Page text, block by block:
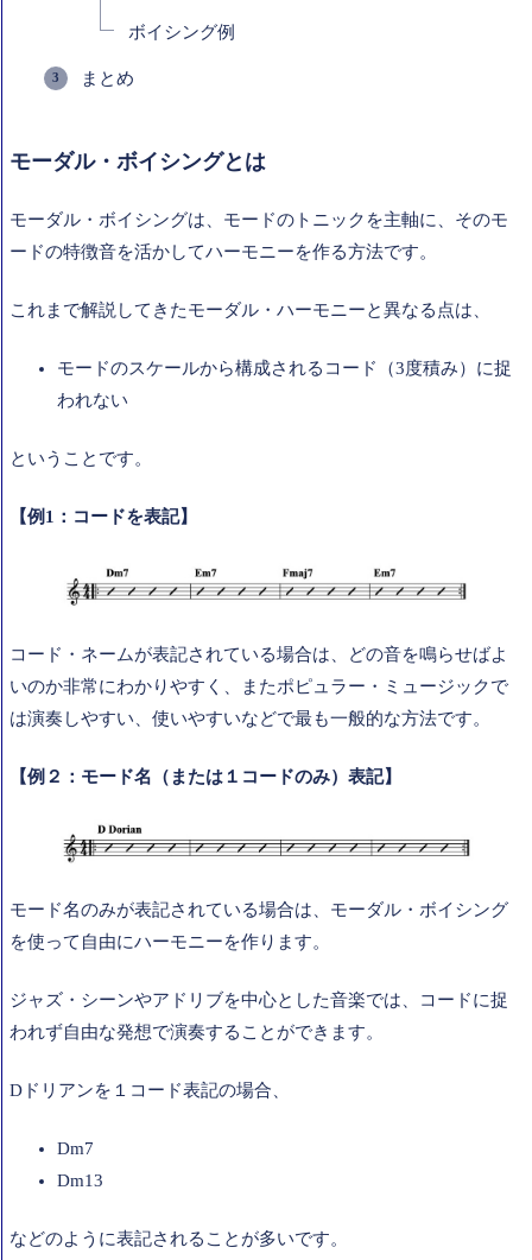
ボイシング例
まとめ
モーダル・ボイシングとは
モーダル・ボイシングは、モードのトニックを主軸に、そのモ
ードの特徴音を活かしてハーモニーを作る方法です。
これまで解説してきたモーダル・ハーモニーと異なる点は、
モードのスケールから構成されるコード（3度積み）に捉
われない
ということです。
【例1：コードを表記】
コード・ネームが表記されている場合は、どの音を鳴らせばよ
いのか非常にわかりやすく、またポピュラー・ミュージックで
は演奏しやすい、使いやすいなどで最も一般的な方法です。
【例２：モード名（または１コードのみ）表記】
モード名のみが表記されている場合は、モーダル・ボイシング
を使って自由にハーモニーを作ります。
ジャズ・シーンやアドリブを中心とした音楽では、コードに捉
われず自由な発想で演奏することができます。
Dドリアンを１コード表記の場合、
Dm7
Dm13
などのように表記されることが多いです。